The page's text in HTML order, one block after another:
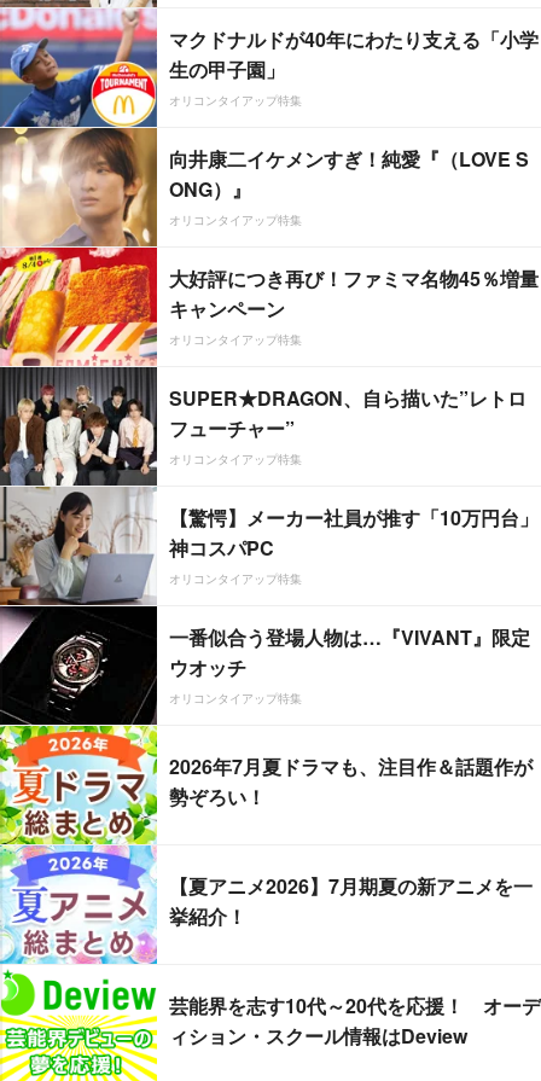
マクドナルドが40年にわたり支える「小学
生の甲子園」
オリコンタイアップ特集
向井康二イケメンすぎ！純愛『（LOVE S
ONG）』
オリコンタイアップ特集
大好評につき再び！ファミマ名物45％増量
キャンペーン
オリコンタイアップ特集
SUPER★DRAGON、自ら描いた”レトロ
フューチャー”
オリコンタイアップ特集
【驚愕】メーカー社員が推す「10万円台」
神コスパPC
オリコンタイアップ特集
一番似合う登場人物は…『VIVANT』限定
ウオッチ
オリコンタイアップ特集
2026年7月夏ドラマも、注目作＆話題作が
勢ぞろい！
【夏アニメ2026】7月期夏の新アニメを一
挙紹介！
芸能界を志す10代～20代を応援！ オーデ
ィション・スクール情報はDeview